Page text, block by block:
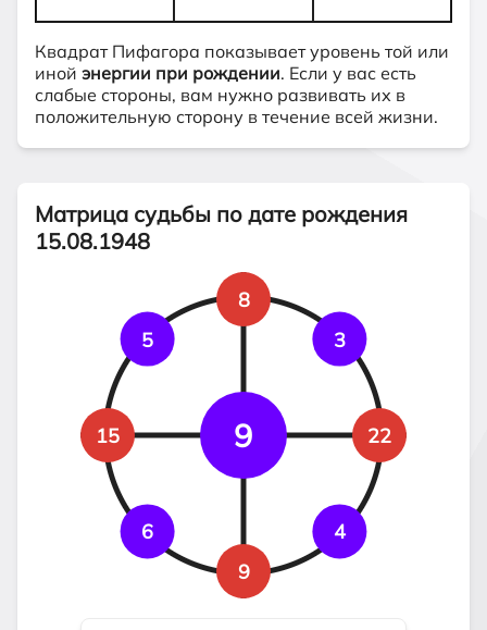
Квадрат Пифагора показывает уровень той или
иной энергии при рождении. Если у вас есть
слабые стороны, вам нужно развивать их в
положительную сторону в течение всей жизни.
Матрица судьбы по дате рождения
15.08.1948
15
8
22
9
5 3
4
6
9